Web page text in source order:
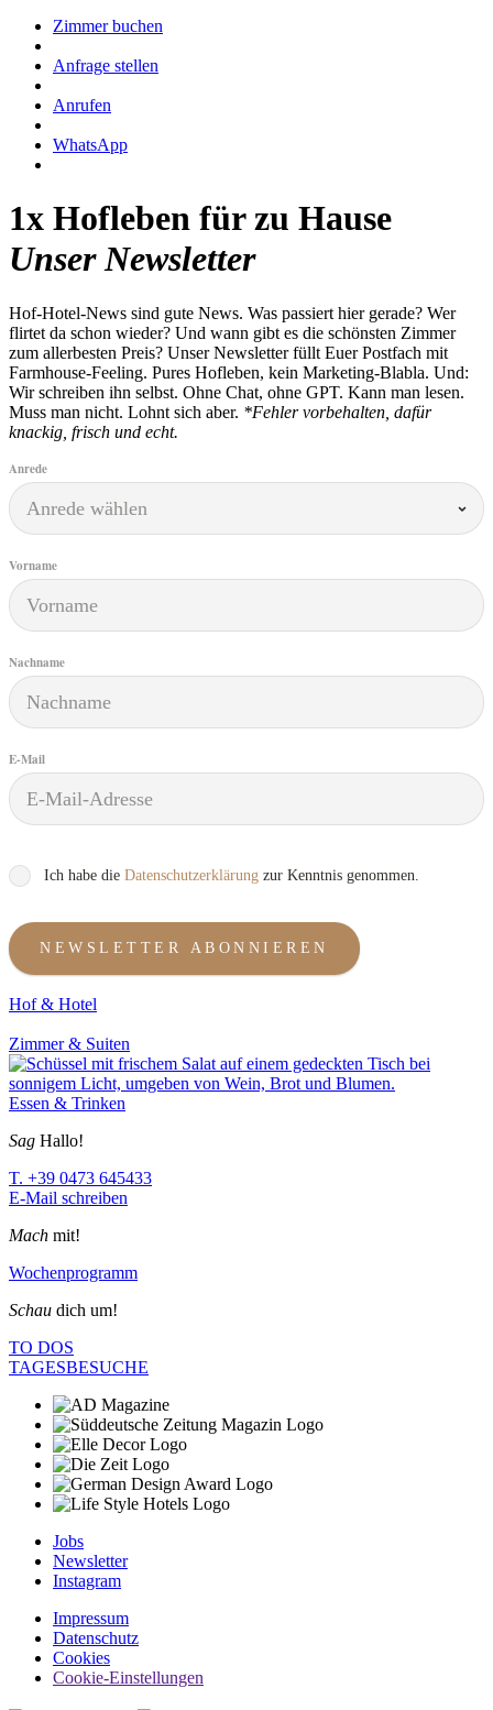
Zimmer buchen
Anfrage stellen
Anrufen
WhatsApp
1x Hofleben für zu Hause
Unser Newsletter
Hof-Hotel-News sind gute News. Was passiert hier gerade? Wer
flirtet da schon wieder? Und wann gibt es die schönsten Zimmer
zum allerbesten Preis? Unser Newsletter füllt Euer Postfach mit
Farmhouse-Feeling. Pures Hofleben, kein Marketing-Blabla. Und:
Wir schreiben ihn selbst. Ohne Chat, ohne GPT. Kann man lesen.
Muss man nicht. Lohnt sich aber. *Fehler vorbehalten, dafür
knackig, frisch und echt.
Anrede
Vorname
Nachname
E-Mail
Ich habe die Datenschutzerklärung zur Kenntnis genommen.
NEWSLETTER ABONNIEREN
Hof & Hotel
Zimmer & Suiten
Essen & Trinken
Sag Hallo!
T. +39 0473 645433
E-Mail schreiben
Mach mit!
Wochenprogramm
Schau dich um!
TO DOS
TAGESBESUCHE
Jobs
Newsletter
Instagram
Impressum
Datenschutz
Cookies
Cookie-Einstellungen